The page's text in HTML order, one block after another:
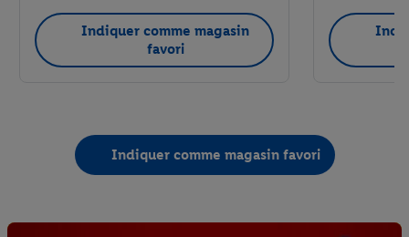
Indiquer comme magasin
favori
Indiquer comme magasin favori